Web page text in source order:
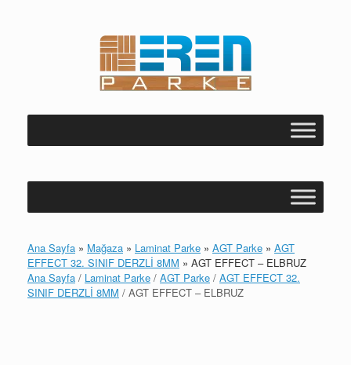
Ana Sayfa » Mağaza » Laminat Parke » AGT Parke » AGT
EFFECT 32. SINIF DERZLİ 8MM » AGT EFFECT – ELBRUZ
Ana Sayfa / Laminat Parke / AGT Parke / AGT EFFECT 32.
SINIF DERZLİ 8MM / AGT EFFECT – ELBRUZ